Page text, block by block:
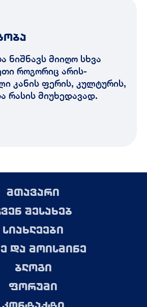
ნიშნავს მიიღო სხვა
როგორიც არის-
კანის ფერის, კულტურის,
რასის მიუხედავად.
მთავარი
შესახებ
სიახლეები
და მოისმინე
ბლოგი
ფორუმი